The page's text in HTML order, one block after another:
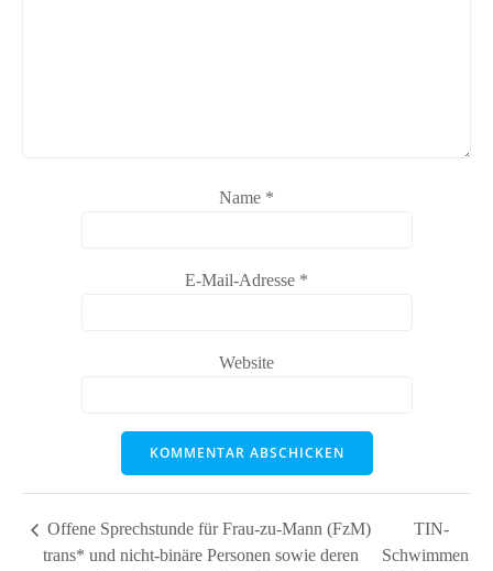
Name *
E-Mail-Adresse *
Website
Offene Sprechstunde für Frau-zu-Mann (FzM)
trans* und nicht-binäre Personen sowie deren
TIN-
Schwimmen